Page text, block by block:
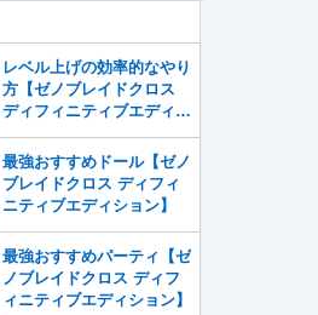
レベル上げの効率的なやり
方【ゼノブレイドクロス
ディフィニティブエディシ
ョン】
最強おすすめドール【ゼノ
ブレイドクロス ディフィ
ニティブエディション】
最強おすすめパーティ【ゼ
ノブレイドクロス ディフ
ィニティブエディション】